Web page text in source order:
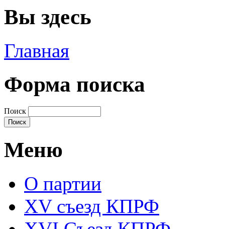
Вы здесь
Главная
Форма поиска
Поиск
Меню
О партии
XV съезд КПРФ